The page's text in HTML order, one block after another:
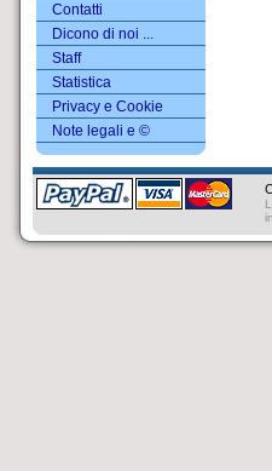
Contatti
Dicono di noi ...
Staff
Statistica
Privacy e Cookie
Note legali e ©